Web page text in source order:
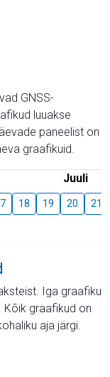
GNSS-
luuakse
paneelist on
graafikuid.
Juuli
18 19 20 21
Iga graafiku
Kõik graafikud on
aja järgi.